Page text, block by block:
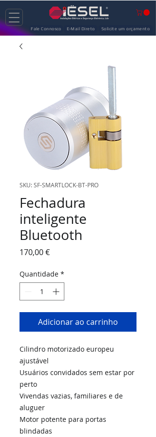
Fale Connosco E-Mail Direto Solicite um orçamento
SKU: SF-SMARTLOCK-BT-PRO
Fechadura
inteligente
Bluetooth
170,00 €Preço
Quantidade *
Adicionar ao carrinho
Cilindro motorizado europeu
ajustável
Usuários convidados sem estar por
perto
Vivendas vazias, familiares e de
aluguer
Motor potente para portas
blindadas